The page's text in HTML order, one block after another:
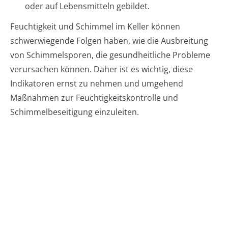
oder auf Lebensmitteln gebildet.
Feuchtigkeit und Schimmel im Keller können
schwerwiegende Folgen haben, wie die Ausbreitung
von Schimmelsporen, die gesundheitliche Probleme
verursachen können. Daher ist es wichtig, diese
Indikatoren ernst zu nehmen und umgehend
Maßnahmen zur Feuchtigkeitskontrolle und
Schimmelbeseitigung einzuleiten.